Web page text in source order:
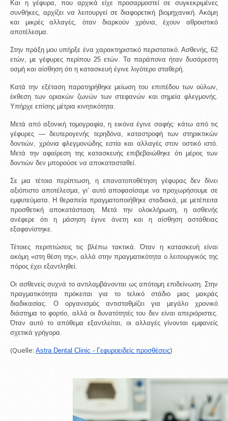
Και η γέφυρα, που αρχικά είχε προσαρμοστεί σε συγκεκριμένες
συνθήκες, αρχίζει να λειτουργεί σε διαφορετική βιομηχανική. Ακόμη
και μικρές αλλαγές, όταν διαρκούν χρόνια, έχουν αθροιστικό
αποτέλεσμα.
Στην πράξη μου υπήρξε ένα χαρακτηριστικό περιστατικό. Ασθενής, 62
ετών, με γέφυρες περίπου 25 ετών. Τα παράπονα ήταν δυσάρεστη
οσμή και αίσθηση ότι η κατασκευή έγινε λιγότερο σταθερή.
Κατά την εξέταση παρατηρήθηκε μείωση του επιπέδου των ούλων,
έκθεση των οριακών ζωνών των στεφανών και σημεία φλεγμονής.
Υπήρχε επίσης μέτρια κινητικότητα.
Μετά από αξονική τομογραφία, η εικόνα έγινε σαφής: κάτω από τις
γέφυρες — δευτερογενής τερηδόνα, καταστροφή των στηρικτικών
δοντιών, χρόνια φλεγμονώδης εστία και αλλαγές στον οστικό ιστό.
Μετά την αφαίρεση της κατασκευής επιβεβαιώθηκε ότι μέρος των
δοντιών δεν μπορούσε να αποκατασταθεί.
Σε μια τέτοια περίπτωση, η επανατοποθέτηση γέφυρας δεν δίνει
αξιόπιστο αποτέλεσμα, γι’ αυτό αποφασίσαμε να προχωρήσουμε σε
εμφυτεύματα. Η θεραπεία πραγματοποιήθηκε σταδιακά, με μετέπειτα
προσθετική αποκατάσταση. Μετά την ολοκλήρωση, η ασθενής
ανέφερε ότι η μάσηση έγινε άνετη και η αίσθηση αστάθειας
εξαφανίστηκε.
Τέτοιες περιπτώσεις τις βλέπω τακτικά. Όταν η κατασκευή είναι
ακόμη «στη θέση της», αλλά στην πραγματικότητα ο λειτουργικός της
πόρος έχει εξαντληθεί.
Οι ασθενείς συχνά το αντιλαμβάνονται ως απότομη επιδείνωση. Στην
πραγματικότητα πρόκειται για το τελικό στάδιο μιας μακράς
διαδικασίας. Ο οργανισμός αντισταθμίζει για μεγάλο χρονικό
διάστημα το φορτίο, αλλά οι δυνατότητές του δεν είναι απεριόριστες.
Όταν αυτό το απόθεμα εξαντλείται, οι αλλαγές γίνονται εμφανείς
σχετικά γρήγορα.
(Quelle: Astra Dental Clinic - Γεφυροειδείς προσθέσεις)